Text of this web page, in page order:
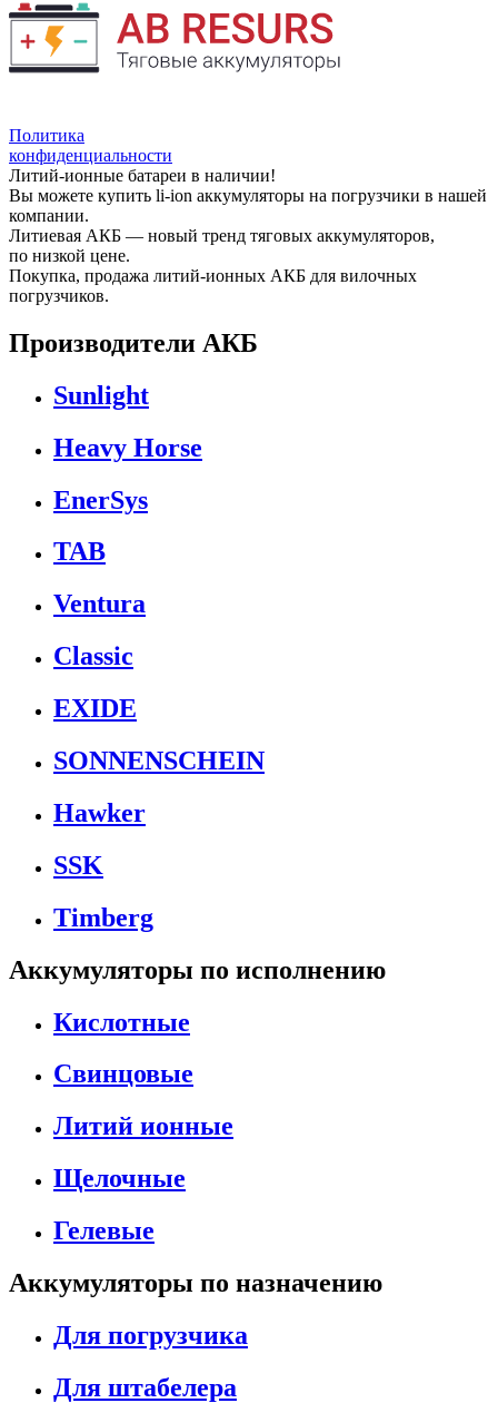
Политика
конфиденциальности
Литий-ионные батареи в наличии!
Вы можете купить li-ion аккумуляторы на погрузчики в нашей
компании.
Литиевая АКБ — новый тренд тяговых аккумуляторов,
по низкой цене.
Покупка, продажа литий-ионных АКБ для вилочных
погрузчиков.
Производители АКБ
Sunlight
Heavy Horse
EnerSys
TAB
Ventura
Classic
EXIDE
SONNENSCHEIN
Hawker
SSK
Timberg
Аккумуляторы по исполнению
Кислотные
Свинцовые
Литий ионные
Щелочные
Гелевые
Аккумуляторы по назначению
Для погрузчика
Для штабелера